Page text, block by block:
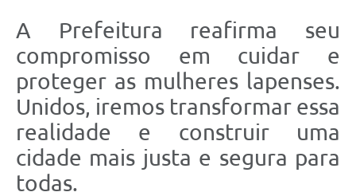
A Prefeitura reafirma seu
compromisso em cuidar e
proteger as mulheres lapenses.
Unidos, iremos transformar essa
realidade e construir uma
cidade mais justa e segura para
todas.